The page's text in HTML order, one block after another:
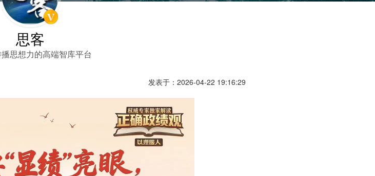
思客
思想力的高端智库平台
发表于：2026-04-22 19:16:29